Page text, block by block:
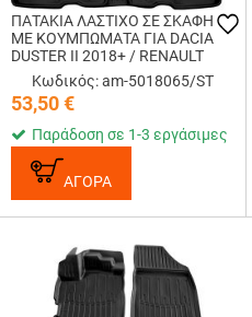
ΠΑΤΑΚΙA ΛΑΣΤΙΧΟ ΣΕ ΣΚΑΦΗ
ME KOYMΠΩΜΑΤΑ ΓΙΑ DACIA
DUSTER II 2018+ / RENAULT
DUSTER II 5D 2018+ RACE
AXION - 5 Τεμ.
Κωδικός: am-5018065/ST
53,50€
Παράδοση σε 1-3 εργάσιμες
ΑΓΟΡΑ